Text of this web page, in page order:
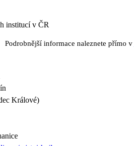
institucí v ČR
Podrobnější informace naleznete přímo v
Králové)